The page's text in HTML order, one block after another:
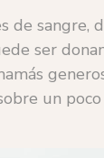
de sangre,
ser
un